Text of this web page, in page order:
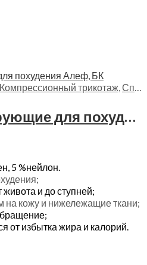
Компрессионный трикотаж Спортивные товары
Брюки корригирующие для похудения Алеф, БК
5 %нейлон.
и до ступней;
на кожу и нижележащие ткани;
от избытка жира и калорий.